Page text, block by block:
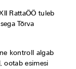
RattaÖÖ tuleb
Tõrva
kontroll algab
ootab esimesi